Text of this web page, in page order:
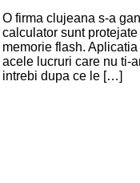
O firma clujeana s-a
calculator sunt
memorie flash.
acele lucruri care nu ti-
intrebi dupa ce le […]